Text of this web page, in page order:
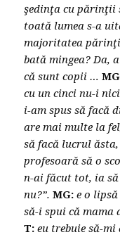
şedinţa cu părinţii
toată lumea s-a
majoritatea
bată mingea? Da,
că sunt copii …
cu un cinci nu-i
i-am spus să facă
are mai multe la
să facă lucrul
profesoară să o
n-ai făcut tot, ia să
nu?”.MG: e o
să-i spui că mama
T: eu trebuie să-